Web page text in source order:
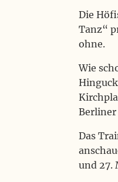
Die
Tanz“
ohne.
Wie
Berliner
Das
und 27.